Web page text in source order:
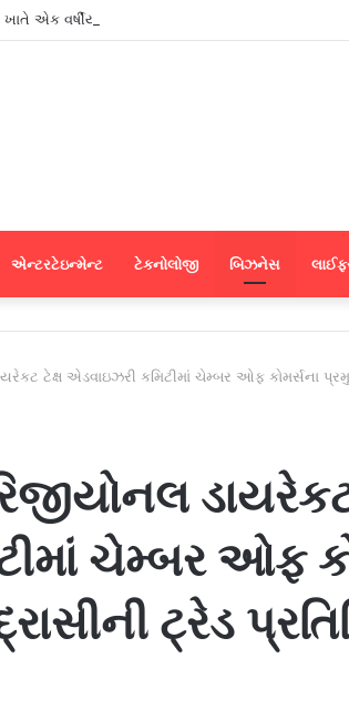
એક વર્ષીય ‘સર્ટિફિકેટ પ્રોગ્રામ ઇન જર્નાલિઝમ
એન્ટરટેઇન્મેન્ટ ટેકનોલોજી બિઝનેસ
ટેક્ષ એડવાઇઝરી કમિટીમાં ચેમ્બર ઓફ કોમર્સના
ચેમ્બર ઓફ
ટ્રેડ